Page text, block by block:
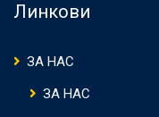
Линкови
ЗА НАС
ЗА НАС